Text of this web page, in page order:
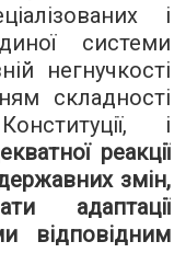
і
системи
негнучкості
складності
і
реакції
змін,
адаптації
відповідним